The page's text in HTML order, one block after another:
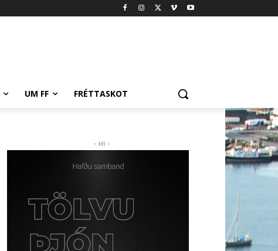
UM FF FRÉTTASKOT
- H1 -